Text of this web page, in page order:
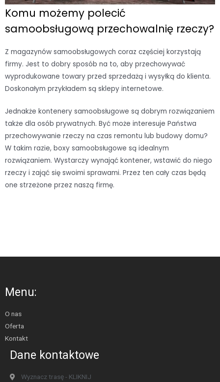
Komu możemy polecić
samoobsługową przechowalnię rzeczy?
Z magazynów samoobsługowych coraz częściej korzystają
firmy. Jest to dobry sposób na to, aby przechowywać
wyprodukowane towary przed sprzedażą i wysyłką do klienta.
Doskonałym przykładem są sklepy internetowe.
Jednakże kontenery samoobsługowe są dobrym rozwiązaniem
także dla osób prywatnych. Być może interesuje Państwa
przechowywanie rzeczy na czas remontu lub budowy domu?
W takim razie, boxy samoobsługowe są idealnym
rozwiązaniem. Wystarczy wynająć kontener, wstawić do niego
rzeczy i zająć się swoimi sprawami. Przez ten cały czas będą
one strzeżone przez naszą firmę.
Menu:
O nas
Oferta
Kontakt
Dane kontaktowe
Wyznacz trasę - KLIKNIJ